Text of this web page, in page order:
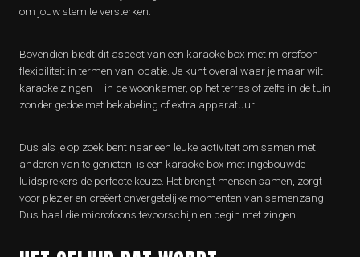
om jouw stem te versterken.
Bovendien biedt dit aspect van een karaoke box met microfoon
flexibiliteit in termen van locatie. Je kunt overal waar je maar wilt
karaoke zingen – in de woonkamer, op het terras of zelfs in de tuin –
zonder gedoe met bekabeling of extra apparatuur.
Dus als je op zoek bent naar een leuke activiteit om samen met
anderen van te genieten, is een karaoke box met ingebouwde
luidsprekers de perfecte keuze. Het brengt mensen samen, zorgt
voor plezier en creëert onvergetelijke momenten van samenzang.
Dus haal die microfoons tevoorschijn en begin met zingen!